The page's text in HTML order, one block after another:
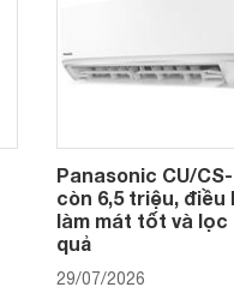
Panasonic CU/
còn 6,5 triệu, điều
làm mát tốt và lọc
quả
29/07/2026